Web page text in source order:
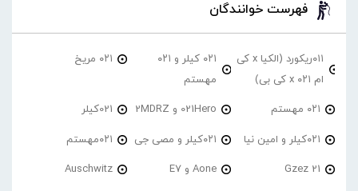
فهرست خوانندگان
۰۱۱ریکورد (الکیا x کی
ام ۰۲۱ x کی بی)
۰۲۱ کیلر و ۰۲۱
مهستم
۰۲۱ مریخ
۰۲۱ مهستم 021Hero و 2MDRZ 021کیلر
۰۲۱کیلر و امین نیا ۰۲۱کیلر و مصی جی ۰۲۱مهستم
21 Gzez Aone و E7 Auschwitz